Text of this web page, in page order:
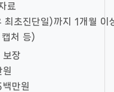
료
최초진단일)까지 1개월
처 등)
장
만원